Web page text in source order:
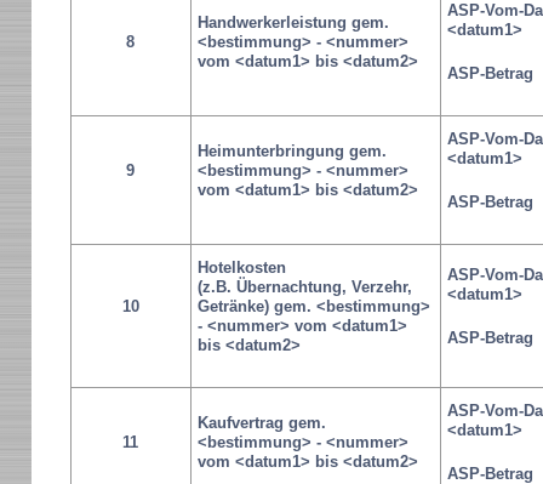
8
Handwerkerleistung gem.
<bestimmung> - <nummer>
vom <datum1> bis <datum2>
ASP-Vom-
<datum1>
ASP-Betrag
9
Heimunterbringung gem.
<bestimmung> - <nummer>
vom <datum1> bis <datum2>
ASP-Vom-
<datum1>
ASP-Betrag
10
Hotelkosten
(z.B. Übernachtung, Verzehr,
Getränke) gem. <bestimmung>
- <nummer> vom <datum1>
bis <datum2>
ASP-Vom-
<datum1>
ASP-Betrag
11
Kaufvertrag gem.
<bestimmung> - <nummer>
vom <datum1> bis <datum2>
ASP-Vom-
<datum1>
ASP-Betrag